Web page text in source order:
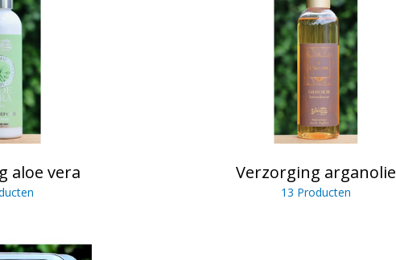
aloe vera Verzorging arganolie
13 Producten